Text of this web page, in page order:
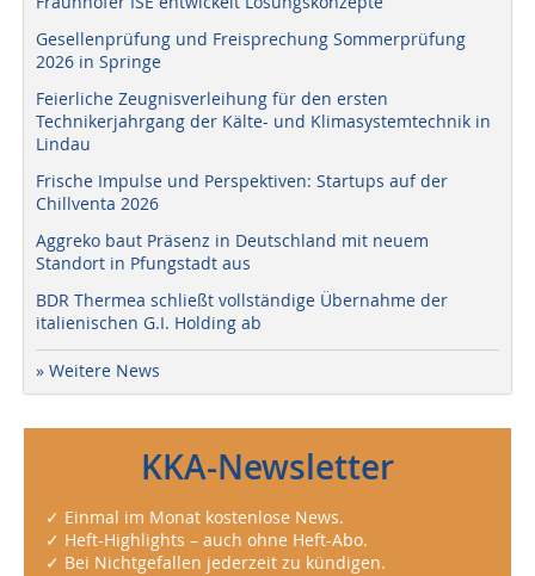
Gesellenprüfung und Freisprechung Sommerprüfung
2026 in Springe
Feierliche Zeugnisverleihung für den ersten
Technikerjahrgang der Kälte- und Klimasystemtechnik in
Lindau
Frische Impulse und Perspektiven: Startups auf der
Chillventa 2026
Aggreko baut Präsenz in Deutschland mit neuem
Standort in Pfungstadt aus
BDR Thermea schließt vollständige Übernahme der
italienischen G.I. Holding ab
» Weitere News
KKA-Newsletter
✓ Einmal im Monat kostenlose News.
✓ Heft-Highlights – auch ohne Heft-Abo.
✓ Bei Nichtgefallen jederzeit zu kündigen.